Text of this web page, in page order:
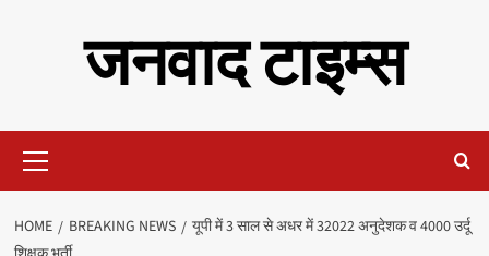
जनवाद टाइम्स
Menu
HOME BREAKING NEWS
यूपी में 3 साल से अधर में 32022 अनुदेशक व 4000 उर्दू